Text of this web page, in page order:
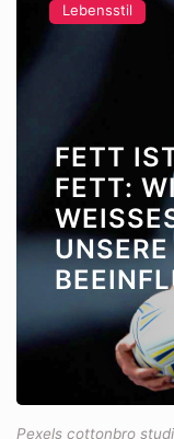
Lebensstil
FETT
FETT:
NSERE
Pexels cottonbro